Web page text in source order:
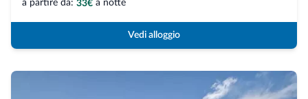
a partire da: 33€ a notte
Vedi alloggio